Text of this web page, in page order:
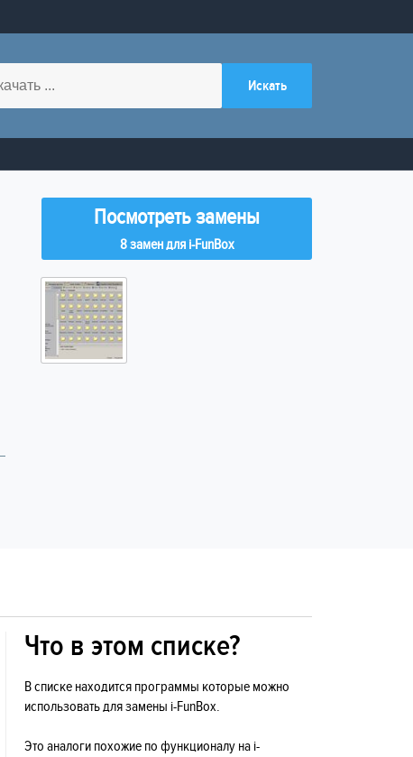
Посмотреть замены
8 замен для i-FunBox
Что в этом списке?
В списке находится программы которые можно
использовать для замены i-FunBox.
Это аналоги похожие по функционалу на i-